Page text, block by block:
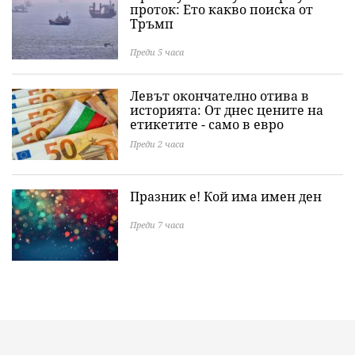
проток: Ето какво поиска от
Тръмп
Преди 5 часа
Левът окончателно отива в
историята: Oт днес цените на
етикетите - само в евро
Преди 2 часа
Празник е! Кой има имен ден
Преди 7 часа